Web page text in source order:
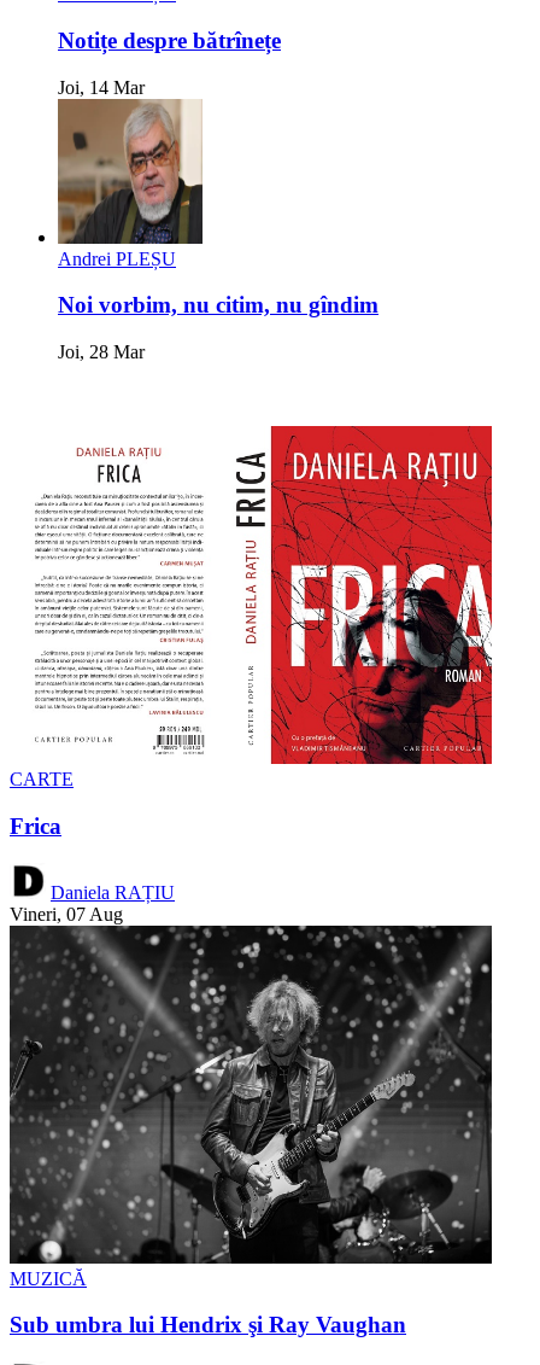
Notițe despre bătrînețe
Joi, 14 Mar
Andrei PLEȘU
Noi vorbim, nu citim, nu gîndim
Joi, 28 Mar
CARTE
Frica
Daniela RAȚIU
Vineri, 07 Aug
MUZICĂ
Sub umbra lui Hendrix şi Ray Vaughan